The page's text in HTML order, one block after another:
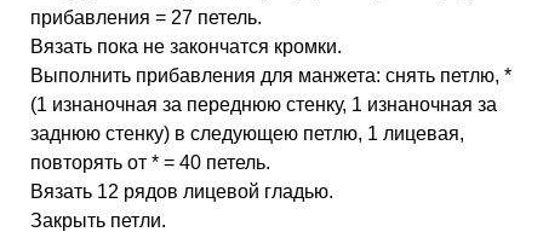
прибавления = 27 петель.
Вязать пока не закончатся кромки.
Выполнить прибавления для манжета: снять петлю, *
(1 изнаночная за переднюю стенку, 1 изнаночная за
заднюю стенку) в следующею петлю, 1 лицевая,
повторять от * = 40 петель.
Вязать 12 рядов лицевой гладью.
Закрыть петли.